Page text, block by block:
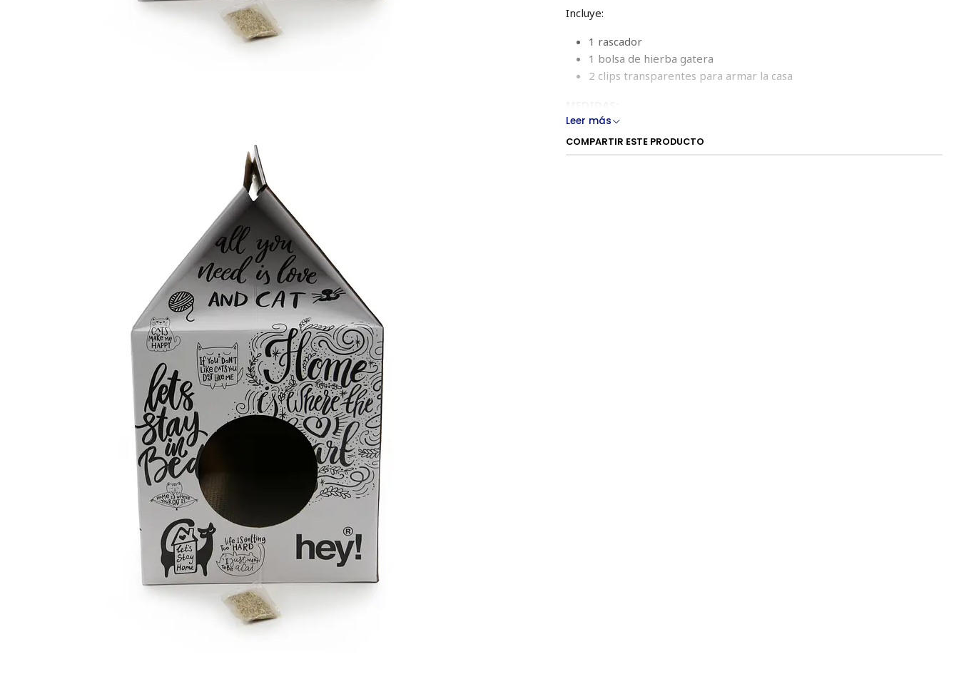
Incluye:
1 rascador
1 bolsa de hierba gatera
2 clips transparentes para armar la casa
Leer más
COMPARTIR ESTE PRODUCTO